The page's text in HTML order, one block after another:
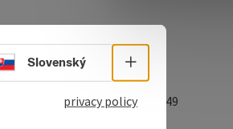
Grieskirchner Straße 49
Select language
Slovenský
privacy policy